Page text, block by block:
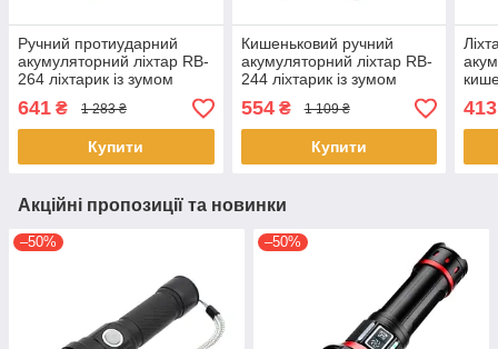
Ручний протиударний
акумуляторний ліхтар RB-
264 ліхтарик із зумом
Zoom P50 18650 або
3*AAA Micro-USB
641 ₴ 1 283 ₴
Купити
Кишеньковий ручний
акумуляторний ліхтар RB-
244 ліхтарик із зумом
P90+COB Zoom Micro-USB
554₴ 1 109 ₴
Купити
413
Акційні пропозиції та новинки
–50% –50%